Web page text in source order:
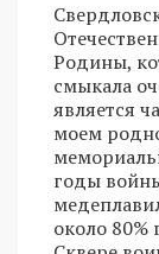
Родины,
смыкала
является
моем
годы
около 80%